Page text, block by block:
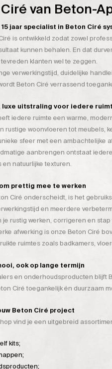
van Beton-
jaar specialist in Beton Ciré
is ontwikkeld zodat zowel
kunnen behalen. En dat
klanten wel te zeggen.
verwerkingstijd, duidelijke
Beton Ciré verrassend
luxe uitstraling voor iedere
iedere ruimte een warme,
rustige woonvloeren tot meubels,
sfeer met een ambachtelijke
aanbrengen ontstaat
en natuurlijke texturen.
prettig mee te werken
Ciré onderscheidt, is het
en meerdere
je rustig werken, corrigeren en
afwerking is onze Beton Ciré
ruimtes zoals badkamers,
ook op lange termijn
en onderhoudsproducten blijft
Ciré toegankelijk én duurzaam
Beton Ciré project
vind je een uitgebreid
kits;